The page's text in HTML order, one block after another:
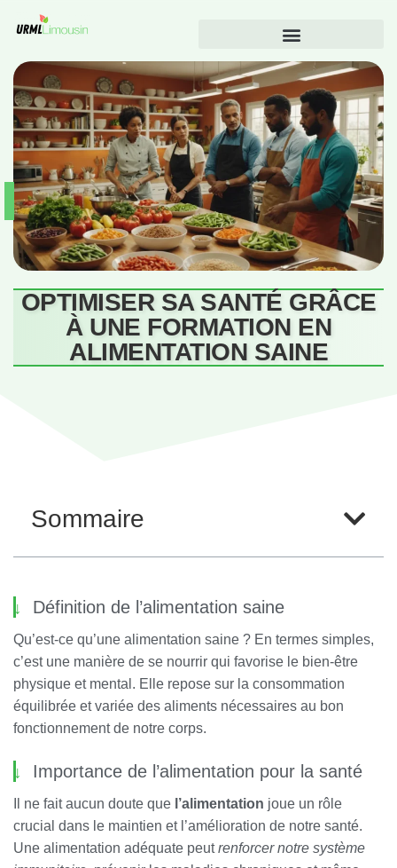
OPTIMISER SA SANTÉ GRÂCE
À UNE FORMATION EN
ALIMENTATION SAINE
Sommaire
Définition de l’alimentation saine
Qu’est-ce qu’une alimentation saine ? En termes simples,
c’est une manière de se nourrir qui favorise le bien-être
physique et mental. Elle repose sur la consommation
équilibrée et variée des aliments nécessaires au bon
fonctionnement de notre corps.
Importance de l’alimentation pour la santé
Il ne fait aucun doute que l’alimentation joue un rôle
crucial dans le maintien et l’amélioration de notre santé.
Une alimentation adéquate peutrenforcer notre système